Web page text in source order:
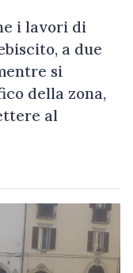
i lavori di
a due
si
della zona,
al